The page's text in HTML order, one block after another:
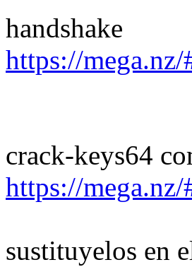
handshake
https://
crack-keys64
https://
sustituyelos en